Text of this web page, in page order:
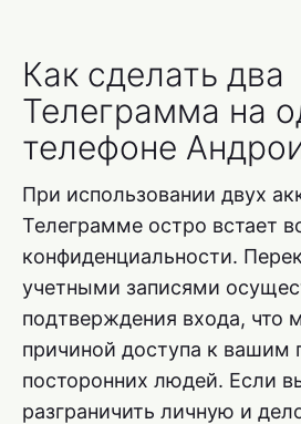
Как сделать два
Телеграмма на
телефоне
При использовании двух
Телеграмме остро встает
конфиденциальности.
учетными записями
подтверждения входа, что
причиной доступа к вашим
посторонних людей. Если
разграничить личную и